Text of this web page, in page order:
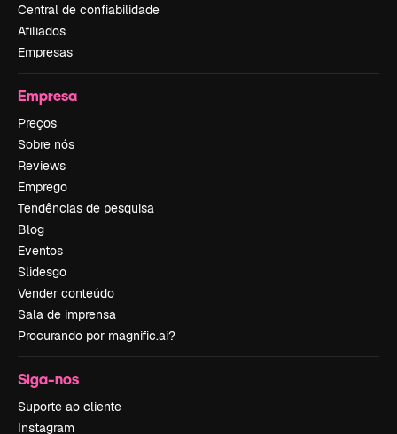
Central de confiabilidade
Afiliados
Empresas
Empresa
Preços
Sobre nós
Reviews
Emprego
Tendências de pesquisa
Blog
Eventos
Slidesgo
Vender conteúdo
Sala de imprensa
Procurando por magnific.ai?
Siga-nos
Suporte ao cliente
Instagram